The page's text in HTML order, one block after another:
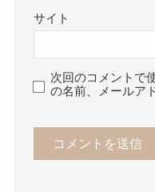
サイト
次回のコメントで
の名前、メールア